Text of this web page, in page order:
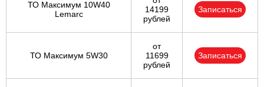
ТО Максимум 10W40
Lemarc
14199
рублей
Записаться
ТО Максимум 5W30
от
11699
рублей
Записаться